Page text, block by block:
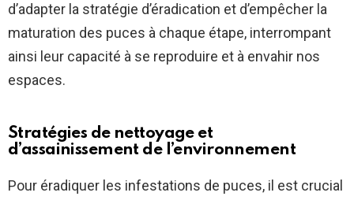
d’adapter la stratégie d’éradication et d’empêcher la
maturation des puces à chaque étape, interrompant
ainsi leur capacité à se reproduire et à envahir nos
espaces.
Stratégies de nettoyage et
d’assainissement de l’environnement
Pour éradiquer les infestations de puces, il est crucial